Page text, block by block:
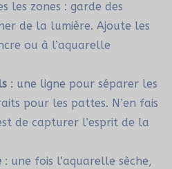
les zones : garde des
de la lumière. Ajoute les
ou à l’aquarelle
: une ligne pour séparer les
pour les pattes. N’en fais
de capturer l’esprit de la
: une fois l’aquarelle sèche,